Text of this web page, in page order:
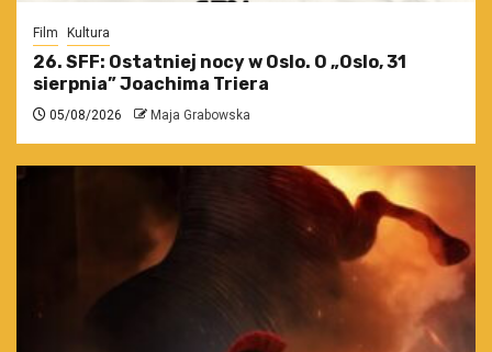
Film Kultura
26. SFF: Ostatniej nocy w Oslo. O „Oslo, 31
sierpnia” Joachima Triera
05/08/2026 Maja Grabowska